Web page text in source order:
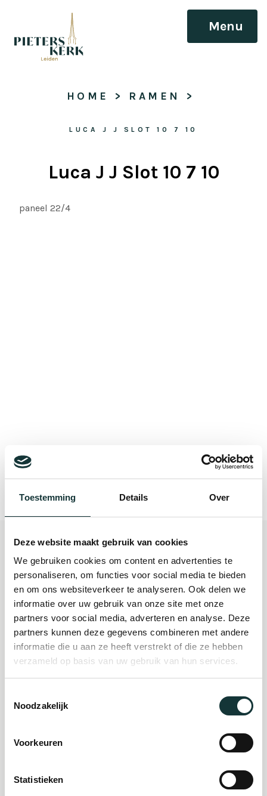
Toestemming Details Over
Deze website maakt gebruik van cookies
We gebruiken cookies om content en advertenties te
personaliseren, om functies voor social media te bieden
en om ons websiteverkeer te analyseren. Ook delen we
informatie over uw gebruik van onze site met onze
partners voor social media, adverteren en analyse. Deze
partners kunnen deze gegevens combineren met andere
informatie die u aan ze heeft verstrekt of die ze hebben
verzameld op basis van uw gebruik van hun services.
Noodzakelijk
Voorkeuren
Statistieken
Menu
HOME > RAMEN >
LUCA J J SLOT 10 7 10
Luca J J Slot 10 7 10
paneel 22/4
Bekijk alle blogberichten
Plan je bezoek
Evenement
organiseren
Steun ons
Auditie
De Pieterskerk als